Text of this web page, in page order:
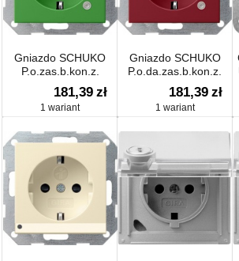
Gniazdo SCHUKO
P.o.zas.b.kon.z.
System 55 zielony
181,39 zł
1 wariant
Gniazdo SCHUKO
P.o.da.zas.b.kon.z.
System 55 czerwony
181,39 zł
1 wariant